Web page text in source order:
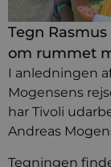
Tegn
om rummet
I anledningen
Mogensens
har Tivoli
Andreas
Tegningen